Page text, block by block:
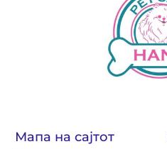
Мапа на сајтот